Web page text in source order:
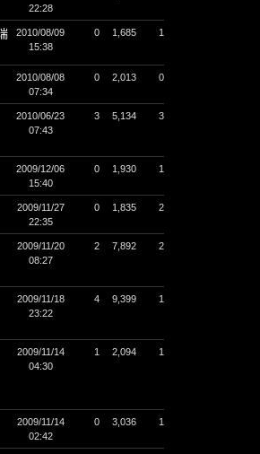
22:28
2010/08/09
15:38
0 1,685 1
2010/08/08
07:34
0 2,013 0
2010/06/23
07:43
3 5,134 3
2009/12/06
15:40
0 1,930 1
2009/11/27
22:35
0 1,835 2
2009/11/20
08:27
2 7,892 2
2009/11/18
23:22
4 9,399 1
2009/11/14
04:30
1 2,094 1
2009/11/14
02:42
0 3,036 1